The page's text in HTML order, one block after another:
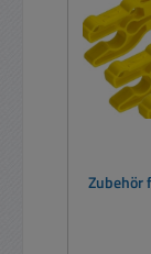
Zubehör